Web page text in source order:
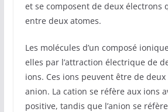
et se composent de deux électrons
entre deux atomes.
Les molécules d’un composé
elles par l’attraction électrique de
ions. Ces ions peuvent être de
anion. La cation se réfère aux ions
positive, tandis que l’anion se